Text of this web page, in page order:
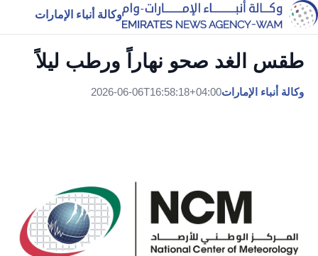
وكالة أنباء الإمارات
طقس الغد صحو نهاراً ورطب ليلاً
وكالة أنباء الإمارات2026-06-06T16:58:18+04:00